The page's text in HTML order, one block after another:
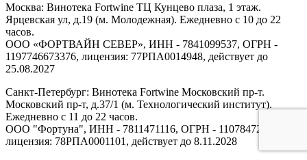
Москва: Винотека Fortwine ТЦ Кунцево плаза, 1 этаж.
Ярцевская ул, д.19 (м. Молодежная). Ежедневно с 10 до 22
часов.
ООО «ФОРТВАЙН СЕВЕР», ИНН - 7841099537, ОГРН -
1197746673376, лицензия: 77РПА0014948, действует до
25.08.2027
Санкт-Петербург: Винотека Fortwine Московский пр-т.
Московский пр-т, д.37/1 (м. Технологический институт).
Ежедневно с 11 до 22 часов.
ООО "Фортуна", ИНН - 7811471116, ОГРН - 1107847277438,
лицензия: 78РПА0001101, действует до 8.11.2028